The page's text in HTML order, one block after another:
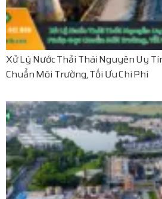
Xử Lý Nước Thải Thái Nguyên Uy
Chuẩn Môi Trường, Tối Ưu Chi Phí